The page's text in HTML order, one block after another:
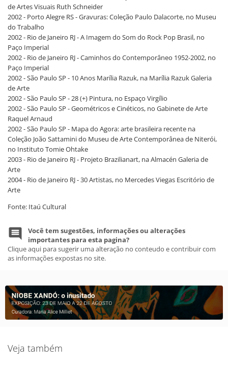
de Artes Visuais Ruth Schneider
2002 - Porto Alegre RS - Gravuras: Coleção Paulo Dalacorte, no Museu
do Trabalho
2002 - Rio de Janeiro RJ - A Imagem do Som do Rock Pop Brasil, no
Paço Imperial
2002 - Rio de Janeiro RJ - Caminhos do Contemporâneo 1952-2002, no
Paço Imperial
2002 - São Paulo SP - 10 Anos Marília Razuk, na Marília Razuk Galeria
de Arte
2002 - São Paulo SP - 28 (+) Pintura, no Espaço Virgílio
2002 - São Paulo SP - Geométricos e Cinéticos, no Gabinete de Arte
Raquel Arnaud
2002 - São Paulo SP - Mapa do Agora: arte brasileira recente na
Coleção João Sattamini do Museu de Arte Contemporânea de Niterói,
no Instituto Tomie Ohtake
2003 - Rio de Janeiro RJ - Projeto Brazilianart, na Almacén Galeria de
Arte
2004 - Rio de Janeiro RJ - 30 Artistas, no Mercedes Viegas Escritório de
Arte
Fonte: Itaú Cultural
Você tem sugestões, informações ou alterações
importantes para esta pagina?
Clique aqui para sugerir uma alteração no conteudo e contribuir com
as informações expostas no site.
Veja também